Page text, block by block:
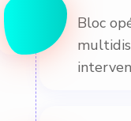
Bloc